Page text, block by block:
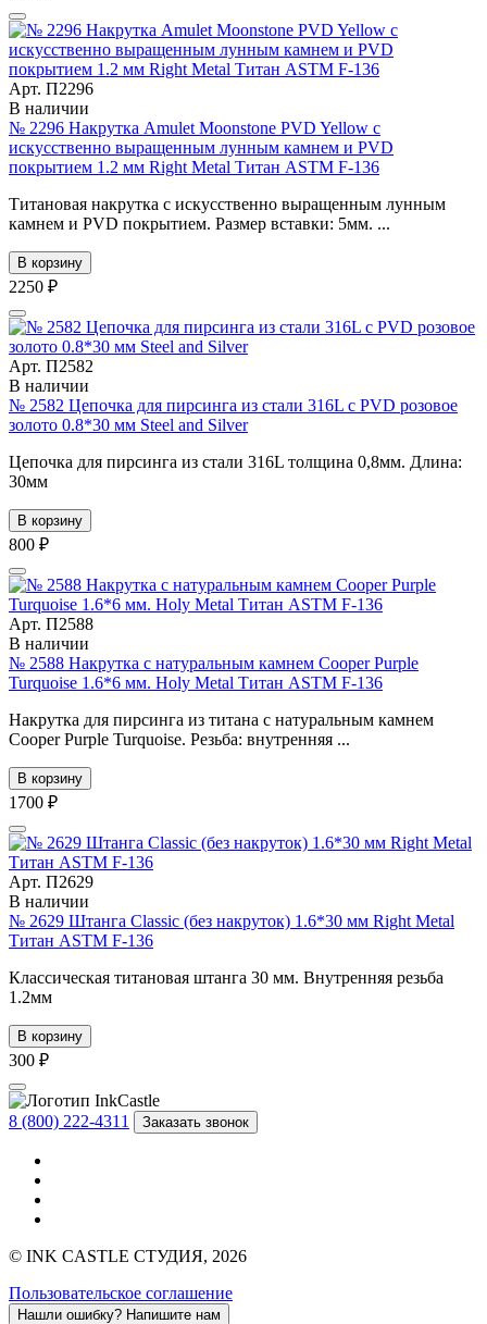
Арт. П2296
В наличии
№ 2296 Накрутка Amulet Moonstone PVD Yellow с
искусственно выращенным лунным камнем и PVD
покрытием 1.2 мм Right Metal Титан ASTM F-136
Титановая накрутка с искусственно выращенным лунным
камнем и PVD покрытием. Размер вставки: 5мм. ...
В корзину
2250 ₽
Арт. П2582
В наличии
№ 2582 Цепочка для пирсинга из стали 316L с PVD розовое
золото 0.8*30 мм Steel and Silver
Цепочка для пирсинга из стали 316L толщина 0,8мм. Длина:
30мм
В корзину
800 ₽
Арт. П2588
В наличии
№ 2588 Накрутка с натуральным камнем Cooper Purple
Turquoise 1.6*6 мм. Holy Metal Титан ASTM F-136
Накрутка для пирсинга из титана с натуральным камнем
Cooper Purple Turquoise. Резьба: внутренняя ...
В корзину
1700 ₽
Арт. П2629
В наличии
№ 2629 Штанга Classic (без накруток) 1.6*30 мм Right Metal
Титан ASTM F-136
Классическая титановая штанга 30 мм. Внутренняя резьба
1.2мм
В корзину
300 ₽
8 (800) 222-4311 Заказать звонок
© INK CASTLE СТУДИЯ, 2026
Пользовательское соглашение
Нашли ошибку? Напишите нам